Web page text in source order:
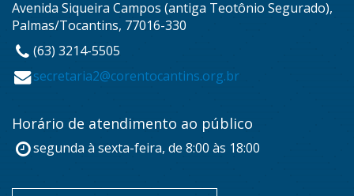
Avenida Siqueira Campos (antiga Teotônio Segurado),
Palmas/Tocantins, 77016-330
(63) 3214-5505
secretaria2@corentocantins.org.br
Horário de atendimento ao público
segunda à sexta-feira, de 8:00 às 18:00